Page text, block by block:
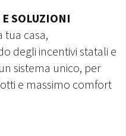
SOLUZIONI
tua casa,
degli incentivi statali e
sistema unico, per
e massimo comfort